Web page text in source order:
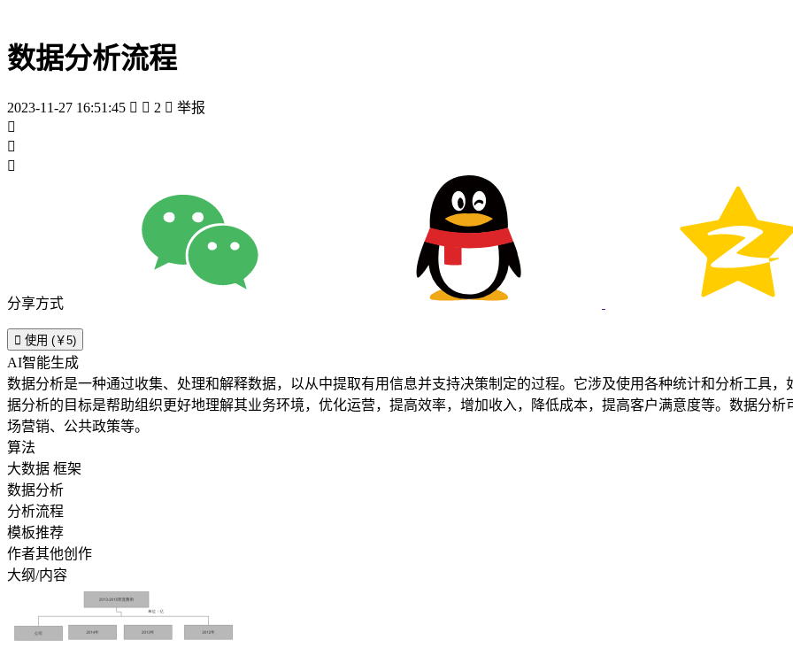
数据分析流程
2023-11-27 16:51:45   2  举报



分享方式
 使用 (￥5)
AI智能生成
数据分析是一种通过收集、处理和解释数据，以从中提取有用信息并支持决策制定的过程。它涉及使用各种统计和分析工具
据分析的目标是帮助组织更好地理解其业务环境，优化运营，提高效率，增加收入，降低成本，提高客户满意度等。数据分
场营销、公共政策等。
算法
大数据 框架
数据分析
分析流程
模板推荐
作者其他创作
大纲/内容